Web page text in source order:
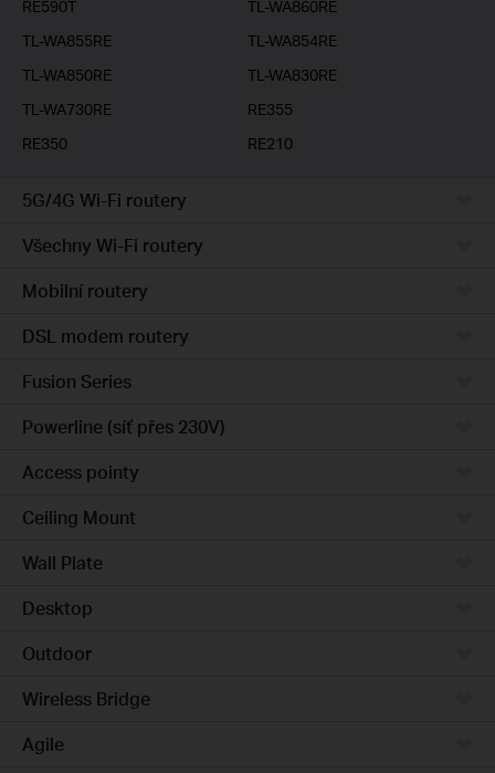
RE590T
TL-WA860RE
TL-WA855RE
TL-WA854RE
TL-WA850RE
TL-WA830RE
TL-WA730RE
RE355
RE350
RE210
5G/4G Wi-Fi routery
Všechny Wi-Fi routery
Mobilní routery
DSL modem routery
Fusion Series
Powerline (síť přes 230V)
Access pointy
Ceiling Mount
Wall Plate
Desktop
Outdoor
Wireless Bridge
Agile